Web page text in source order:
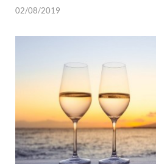
02/08/2019